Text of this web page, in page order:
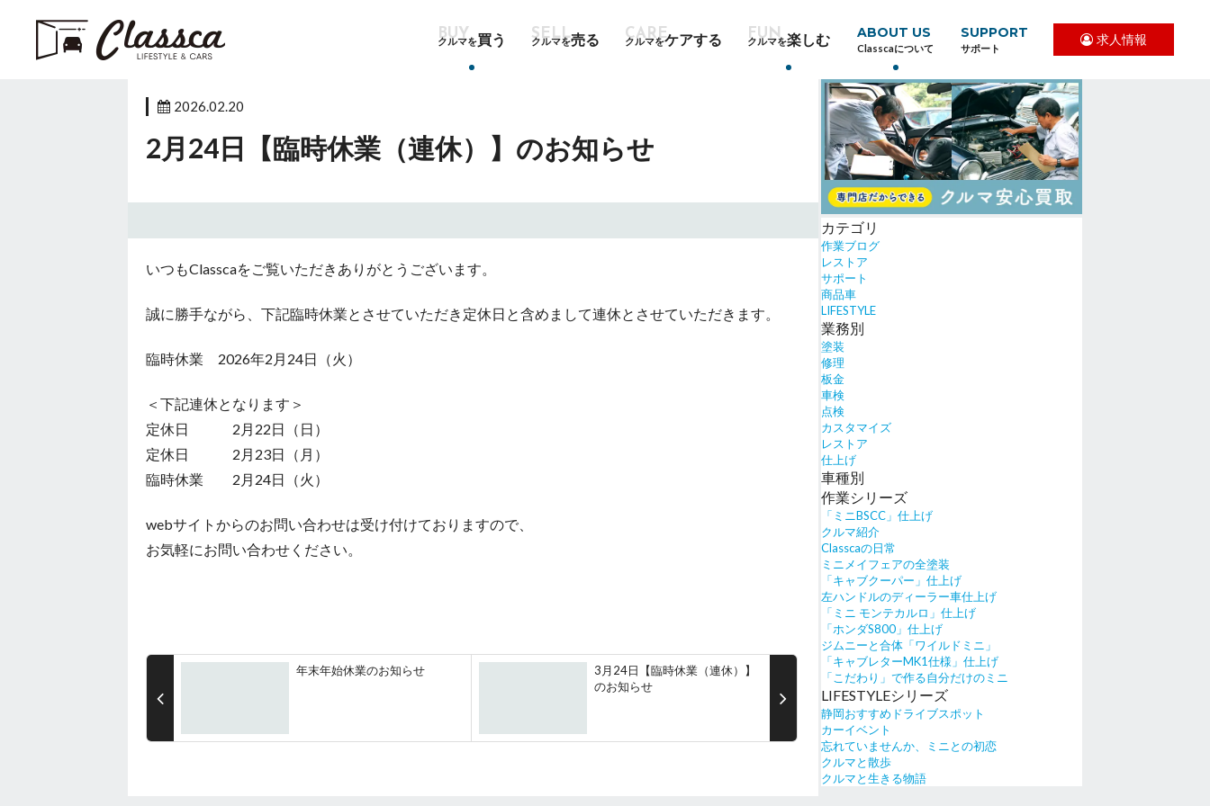
クルマを買う クルマを売る クルマをケアする クルマを楽しむ ABOUT US
Classcaについて
SUPPORT
サポート
求人情報
2026.02.20
2月24日【臨時休業（連休）】のお知らせ
いつもClasscaをご覧いただきありがとうございます。
誠に勝手ながら、下記臨時休業とさせていただき定休日と含めまして連休とさせていただきます。
臨時休業 2026年2月24日（火）
＜下記連休となります＞
定休日 2月22日（日）
定休日 2月23日（月）
臨時休業 2月24日（火）
webサイトからのお問い合わせは受け付けておりますので、
お気軽にお問い合わせください。
年末年始休業のお知らせ
3月24日【臨時休業（連休）】
のお知らせ
カテゴリ
作業ブログ
レストア
サポート
商品車
LIFESTYLE
業務別
塗装
修理
板金
車検
点検
カスタマイズ
レストア
仕上げ
車種別
作業シリーズ
「ミニBSCC」仕上げ
クルマ紹介
Classcaの日常
ミニメイフェアの全塗装
「キャブクーパー」仕上げ
左ハンドルのディーラー車仕上げ
「ミニ モンテカルロ」仕上げ
「ホンダS800」仕上げ
ジムニーと合体「ワイルドミニ」
「キャブレターMK1仕様」仕上げ
「こだわり」で作る自分だけのミニ
LIFESTYLEシリーズ
静岡おすすめドライブスポット
カーイベント
忘れていませんか、ミニとの初恋
クルマと散歩
クルマと生きる物語